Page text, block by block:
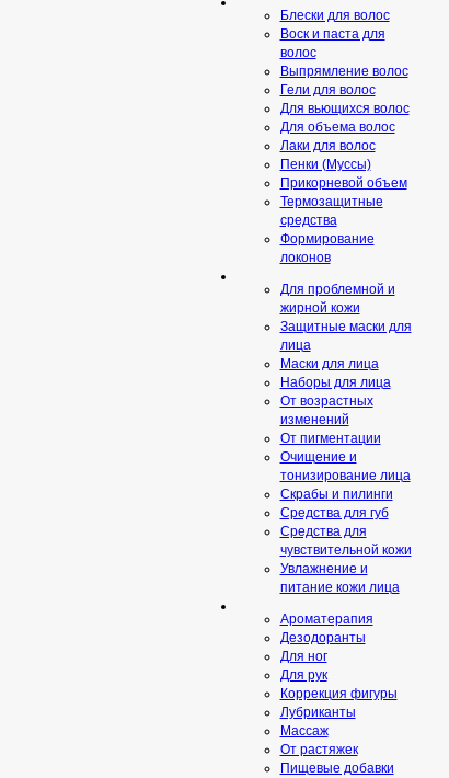
Блески для волос
Воск и паста для
волос
Выпрямление волос
Гели для волос
Для вьющихся волос
Для объема волос
Лаки для волос
Пенки (Муссы)
Прикорневой объем
Термозащитные
средства
Формирование
локонов
Для проблемной и
жирной кожи
Защитные маски для
лица
Маски для лица
Наборы для лица
От возрастных
изменений
От пигментации
Очищение и
тонизирование лица
Скрабы и пилинги
Средcтва для губ
Средства для
чувствительной кожи
Увлажнение и
питание кожи лица
Ароматерапия
Дезодоранты
Для ног
Для рук
Коррекция фигуры
Лубриканты
Массаж
От растяжек
Пищевые добавки